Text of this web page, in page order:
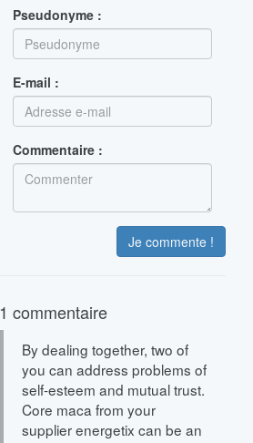
Pseudonyme :
E-mail :
Commentaire :
Je commente !
1 commentaire
By dealing together, two of
you can address problems of
self-esteem and mutual trust.
Core maca from your
supplier energetix can be an